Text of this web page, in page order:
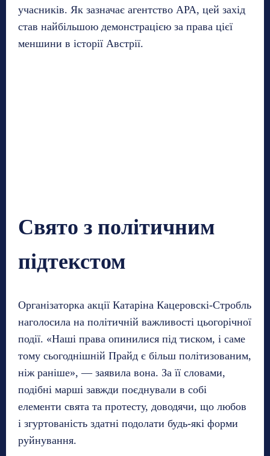
учасників. Як зазначає агентство APA, цей захід
став найбільшою демонстрацією за права цієї
меншини в історії Австрії.
Свято з політичним
підтекстом
Організаторка акції Катаріна Кацеровскі-Стробль
наголосила на політичній важливості цьогорічної
події. «Наші права опинилися під тиском, і саме
тому сьогоднішній Прайд є більш політизованим,
ніж раніше», — заявила вона. За її словами,
подібні марші завжди поєднували в собі
елементи свята та протесту, доводячи, що любов
і згуртованість здатні подолати будь-які форми
руйнування.